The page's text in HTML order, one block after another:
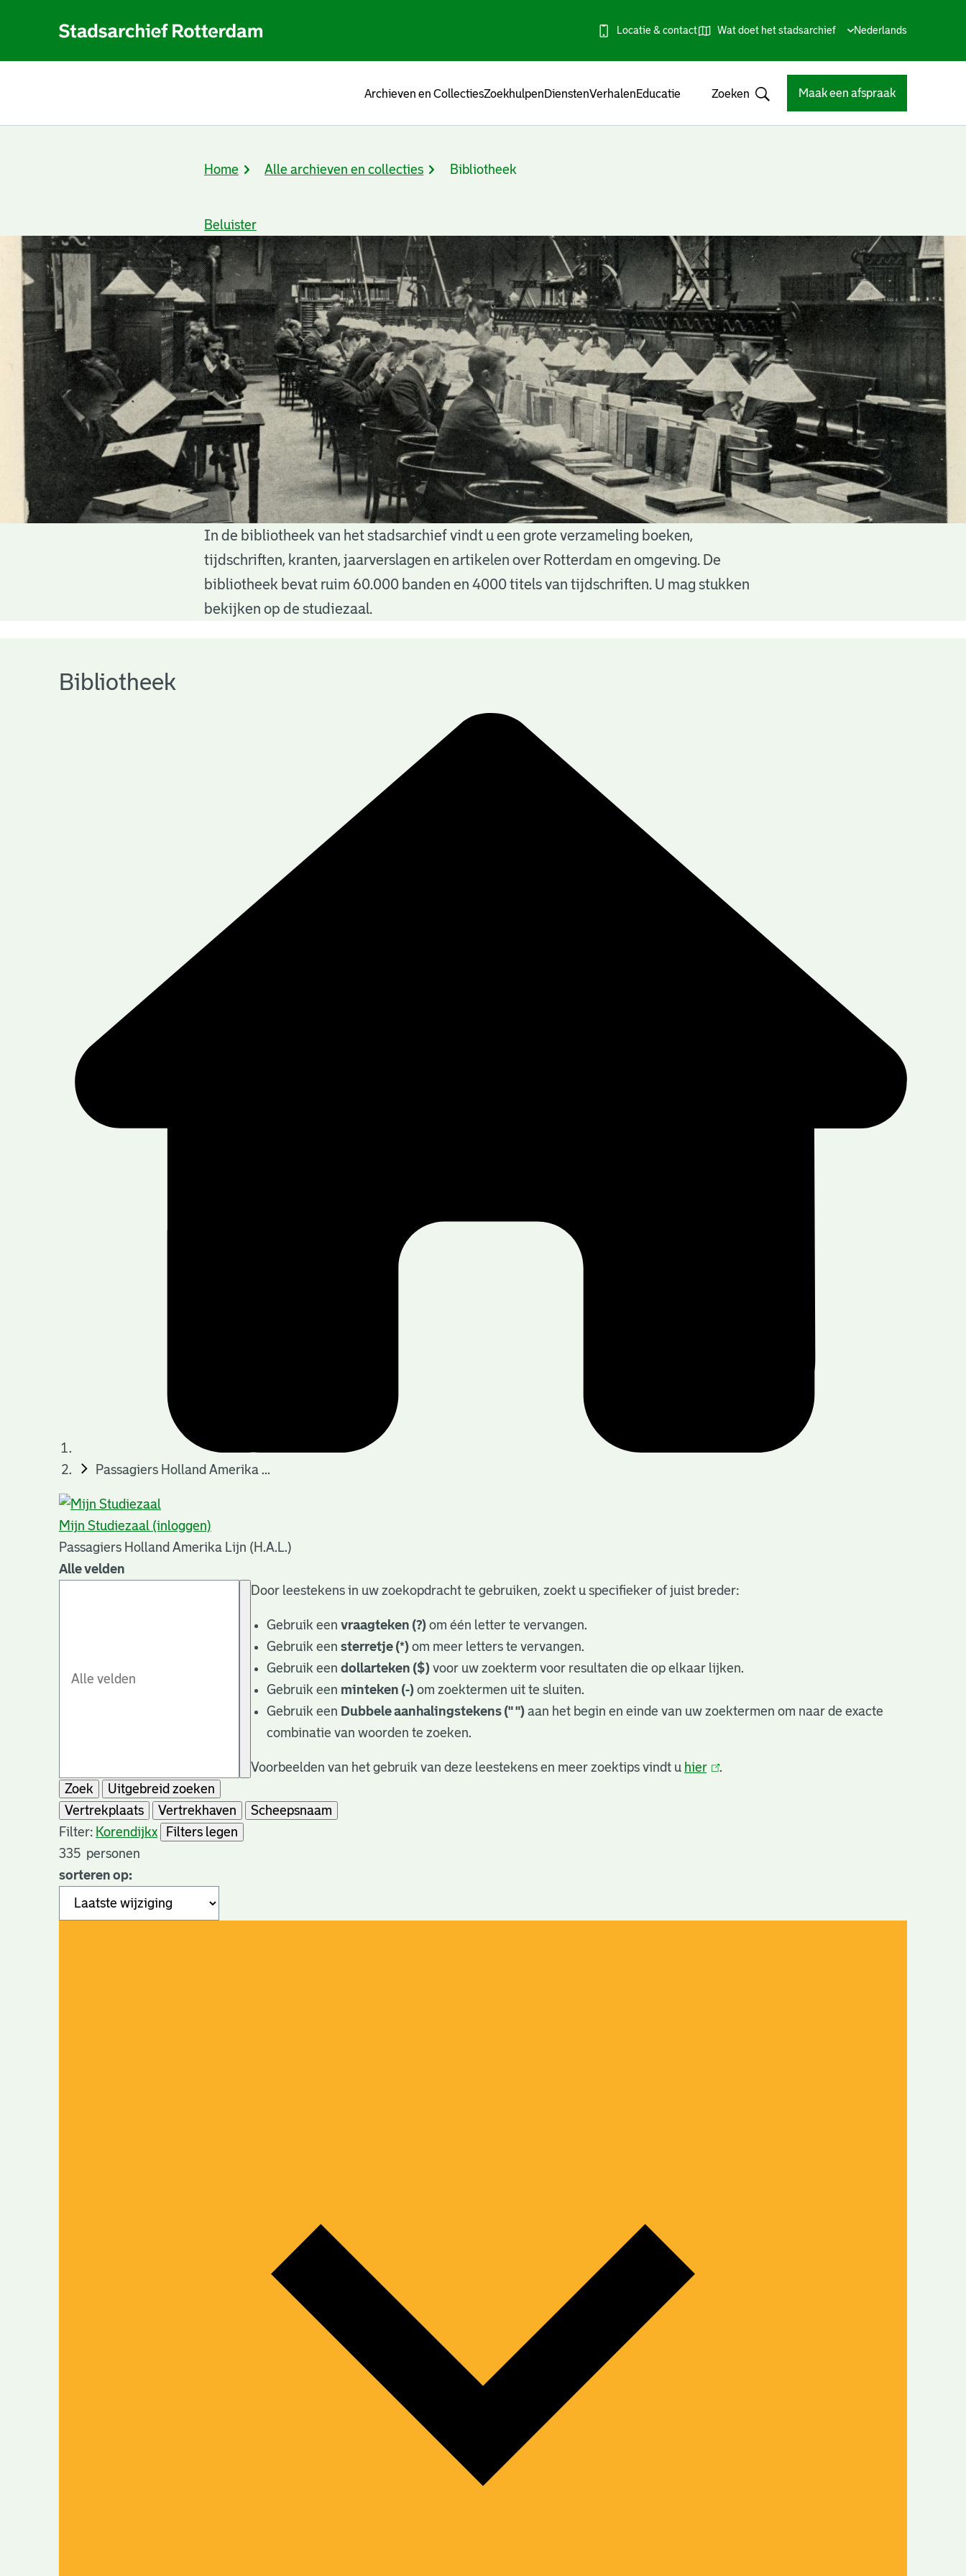
Locatie & contact Wat doet het stadsarchief
Huidige
Nederlands
Archieven en CollectiesZoekhulpenDienstenVerhalenEducatie Zoeken Maak een afspraak
Kruimelpad
Home Alle archieven en collecties Bibliotheek
Beluister
In de bibliotheek van het stadsarchief vindt u een grote verzameling boeken,
tijdschriften, kranten, jaarverslagen en artikelen over Rotterdam en omgeving. De
bibliotheek bevat ruim 60.000 banden en 4000 titels van tijdschriften. U mag stukken
bekijken op de studiezaal.
Bibliotheek
Passagiers Holland Amerika ...
Mijn Studiezaal (inloggen)
Passagiers Holland Amerika Lijn (H.A.L.)
Alle velden
Door leestekens in uw zoekopdracht te gebruiken, zoekt u specifieker of juist breder:
Gebruik eenvraagteken (?) om één letter te vervangen.
Gebruik eensterretje (*) om meer letters te vervangen.
Gebruik eendollarteken ($) voor uw zoekterm voor resultaten die op elkaar lijken.
Gebruik een minteken (-) om zoektermen uit te sluiten.
Gebruik een Dubbele aanhalingstekens (" ") aan het begin en einde van uw zoektermen om naar de exacte
combinatie van woorden te zoeken.
Voorbeelden van het gebruik van deze leestekens en meer zoektips vindt u hier(link
.
Zoek
Uitgebreid zoeken
Vertrekplaats
Vertrekhaven
Scheepsnaam
Filter: Korendijkx
Filters legen
335 personen
sorteren op: